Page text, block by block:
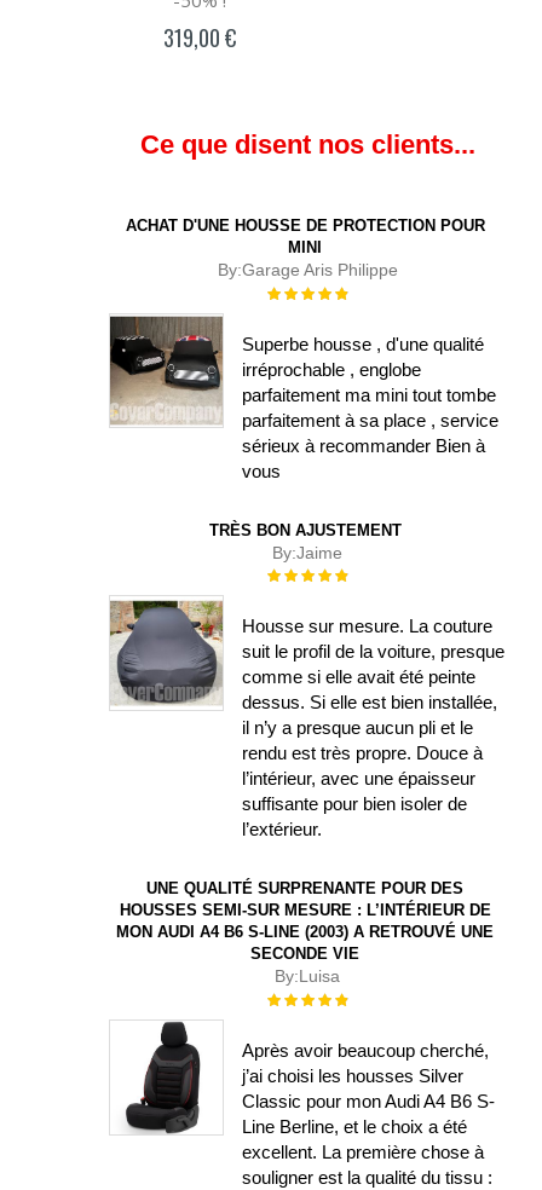
319,00 €
Ce que disent nos clients...
ACHAT D'UNE HOUSSE DE PROTECTION POUR
MINI
By:Garage Aris Philippe
Évaluation :
Superbe housse , d'une qualité
irréprochable , englobe
parfaitement ma mini tout tombe
parfaitement à sa place , service
sérieux à recommander Bien à
vous
TRÈS BON AJUSTEMENT
By:Jaime
Évaluation :
Housse sur mesure. La couture
suit le profil de la voiture, presque
comme si elle avait été peinte
dessus. Si elle est bien installée,
il n’y a presque aucun pli et le
rendu est très propre. Douce à
l’intérieur, avec une épaisseur
suffisante pour bien isoler de
l’extérieur.
UNE QUALITÉ SURPRENANTE POUR DES
HOUSSES SEMI-SUR MESURE : L’INTÉRIEUR DE
MON AUDI A4 B6 S-LINE (2003) A RETROUVÉ UNE
SECONDE VIE
By:Luisa
Évaluation :
Après avoir beaucoup cherché,
j’ai choisi les housses Silver
Classic pour mon Audi A4 B6 S-
Line Berline, et le choix a été
excellent. La première chose à
souligner est la qualité du tissu :